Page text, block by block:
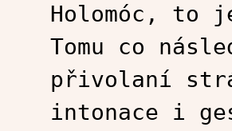
Holomóc, to
Tomu co
přivolaní
intonace i